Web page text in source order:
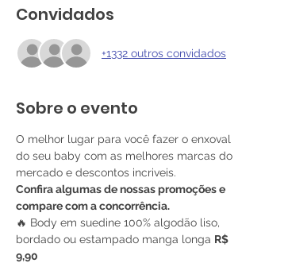
Convidados
+1332 outros convidados
Sobre o evento
O melhor lugar para você fazer o enxoval
do seu baby com as melhores marcas do
mercado e descontos incriveis.
Confira algumas de nossas promoções e
compare com a concorrência.
🔥 Body em suedine 100% algodão liso,
bordado ou estampado manga longa R$
9,90